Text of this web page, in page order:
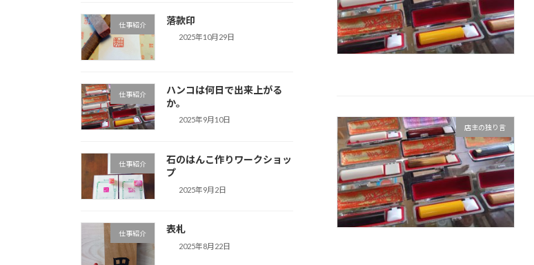
店主の独り言
仕事紹介 落款印
2025年10月29日
仕事紹介
ハンコは何日で出来上がる
か。
2025年9月10日
仕事紹介
石のはんこ作りワークショッ
プ
2025年9月2日
仕事紹介 表札
2025年8月22日